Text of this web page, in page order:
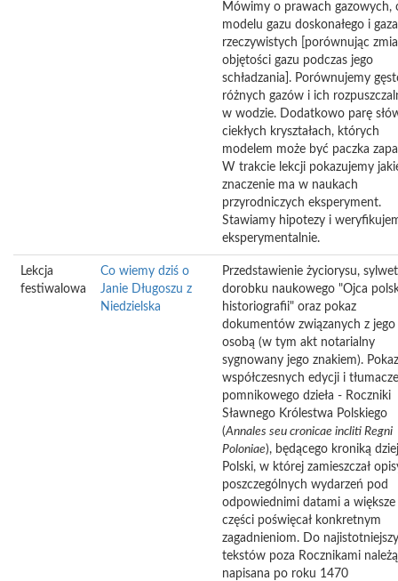
Mówimy o prawach gazowych,
modelu gazu doskonałego i
rzeczywistych [porównując
objętości gazu podczas jego
schładzania]. Porównujemy
różnych gazów i ich
w wodzie. Dodatkowo parę
ciekłych kryształach, których
modelem może być paczka
W trakcie lekcji pokazujemy
znaczenie ma w naukach
przyrodniczych eksperyment.
Stawiamy hipotezy i
eksperymentalnie.
Lekcja
festiwalowa
Co wiemy dziś o
Janie Długoszu z
Niedzielska
Przedstawienie życiorysu,
dorobku naukowego "Ojca
historiografii" oraz pokaz
dokumentów związanych z jego
osobą (w tym akt notarialny
sygnowany jego znakiem).
współczesnych edycji i
pomnikowego dzieła - Roczniki
Sławnego Królestwa Polskiego
(Annales seu cronicae incliti Regni
Poloniae), będącego kroniką
Polski, w której zamieszczał
poszczególnych wydarzeń pod
odpowiednimi datami a większe
części poświęcał konkretnym
zagadnieniom. Do
tekstów poza Rocznikami
napisana po roku 1470